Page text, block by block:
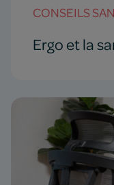
CONSEILS
Ergo et la